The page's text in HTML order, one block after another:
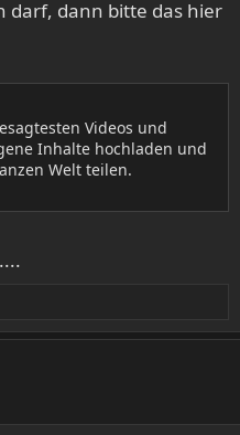
darf, dann bitte das hier
Videos und
Inhalte hochladen und
Welt teilen.